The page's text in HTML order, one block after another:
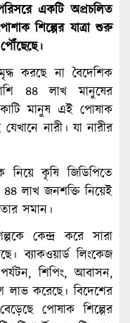
একটি অপ্রচলিত
শিল্পের যাত্রা শুরু
করছে না বৈদেশিক
৪৪ লাখ মানুষের
মানুষ এই পোষাক
নারী। যা নারীর
নিয়ে কৃষি জিডিপিতে
৪৪ লাখ জনশক্তি নিয়েই
সমান।
কেন্দ্র করে সারা
ব্যাকওয়ার্ড লিংকেজ
শিপিং, আবাসন,
লাভ করেছে। বিদেশের
পোষাক শিল্পের